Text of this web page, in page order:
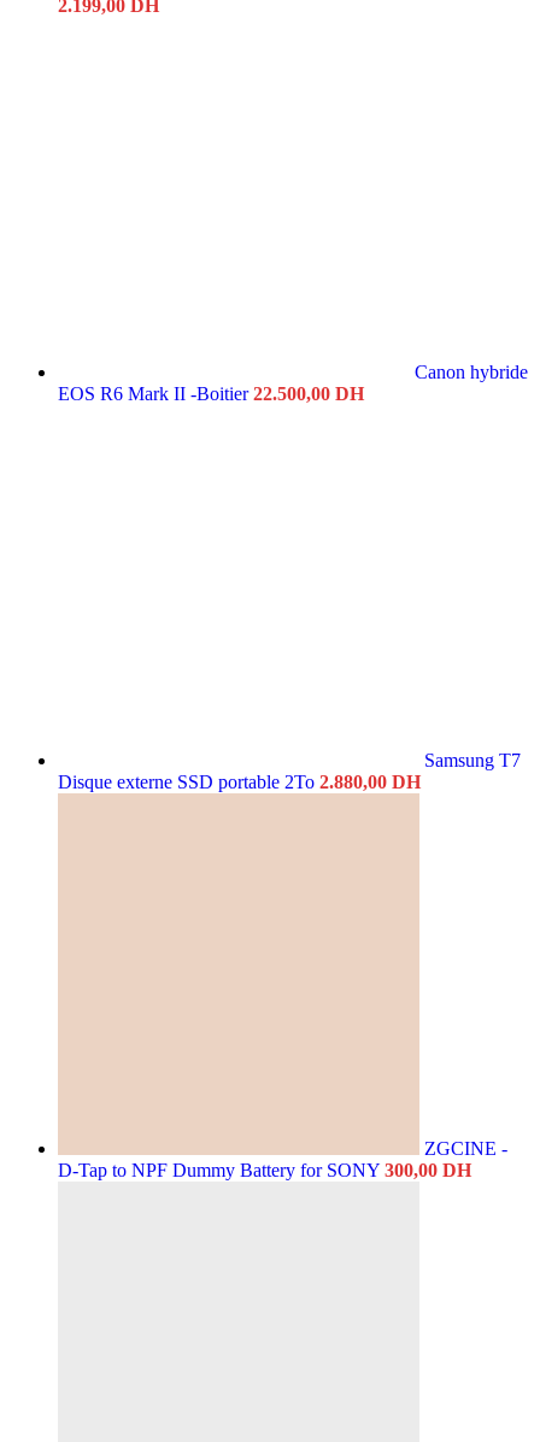
Original
2.199,00 DH
Canon hybride
EOS R6 Mark II -Boitier22.500,00 DH
Samsung T7
Disque externe SSD portable 2To 2.880,00 DH
ZGCINE -
D-Tap to NPF Dummy Battery for SONY 300,00 DH